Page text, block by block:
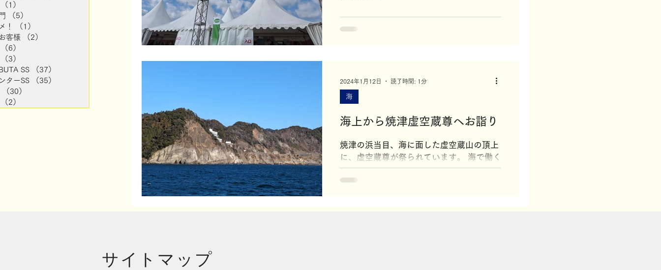
（1）
（5）
！
（1）
客様
（2）
（6）
（3）
SS
（37）
ターSS
（35）
（30）
（2）
1月27日・28日にGas Oneお客さまふれあ
い感謝祭を開催しました！ 当社でガスをご
ではガス器具が通常価格より最大60％OFF
でご購入いただける機会でもあ...
海上から焼津虚空蔵尊へお詣り
焼津の浜当目、海に面した虚空蔵山の頂上
に、虚空蔵尊が祭られています。 海で働く
焼津の船は、この虚空蔵尊に海と船の安全
をお守りいただいています。 私達も例年海
海
2024年1月12日 読了時間: 1分
​サイトマップ